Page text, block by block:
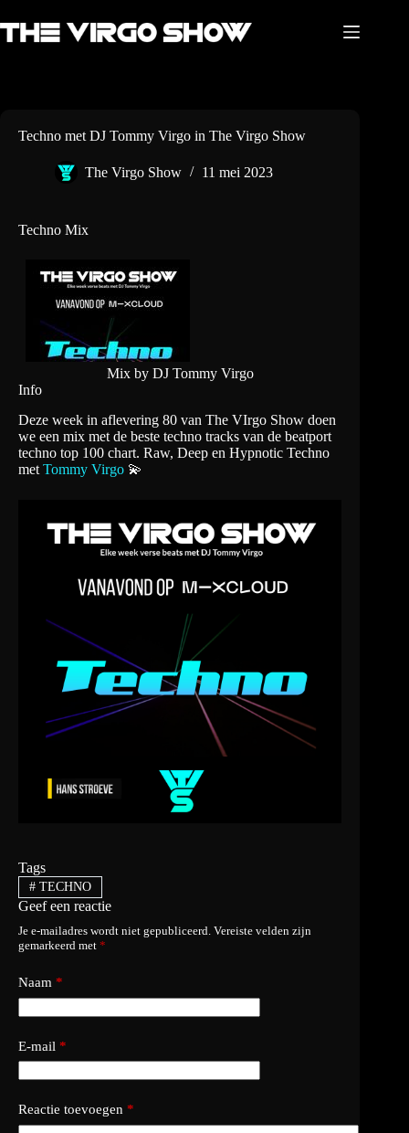
naar
de
Techno met DJ Tommy Virgo in The Virgo Show
The Virgo Show 11 mei 2023
Techno Mix
Mix by DJ Tommy Virgo
Info
Deze week in aflevering 80 van The VIrgo Show doen
we een mix met de beste techno tracks van de beatport
techno top 100 chart. Raw, Deep en Hypnotic Techno
met Tommy Virgo 💫
Tags
#TECHNO
Geef een reactie
Je e-mailadres wordt niet gepubliceerd. Vereiste velden zijn
gemarkeerd met *
Naam *
E-mail *
Reactie toevoegen *